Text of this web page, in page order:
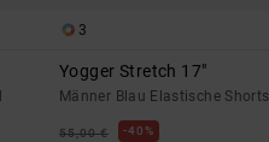
3
Yogger Stretch 17"
Männer Blau Elastische Shorts
55,00 € 40%